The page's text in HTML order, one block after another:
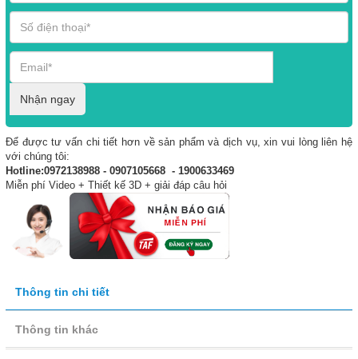
Nhận ngay
Để được tư vấn chi tiết hơn về sản phẩm và dịch vụ, xin vui lòng liên hệ
với chúng tôi:
Hotline:0972138988 - 0907105668 - 1900633469
Miễn phí Video + Thiết kế 3D + giải đáp câu hỏi
Thông tin chi tiết
Thông tin khác